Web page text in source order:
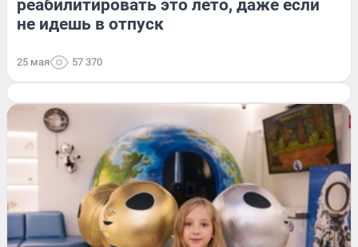
реабилитировать это лето, даже если
не идешь в отпуск
25 мая 57 370